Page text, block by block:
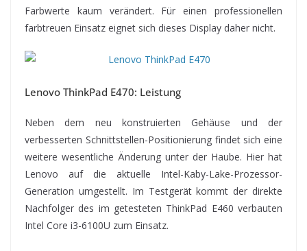
Farbwerte kaum verändert. Für einen professionellen
farbtreuen Einsatz eignet sich dieses Display daher nicht.
Lenovo ThinkPad E470: Leistung
Neben dem neu konstruierten Gehäuse und der
verbesserten Schnittstellen-Positionierung findet sich eine
weitere wesentliche Änderung unter der Haube. Hier hat
Lenovo auf die aktuelle Intel-Kaby-Lake-Prozessor-
Generation umgestellt. Im Testgerät kommt der direkte
Nachfolger des im getesteten ThinkPad E460 verbauten
Intel Core i3-6100U zum Einsatz.